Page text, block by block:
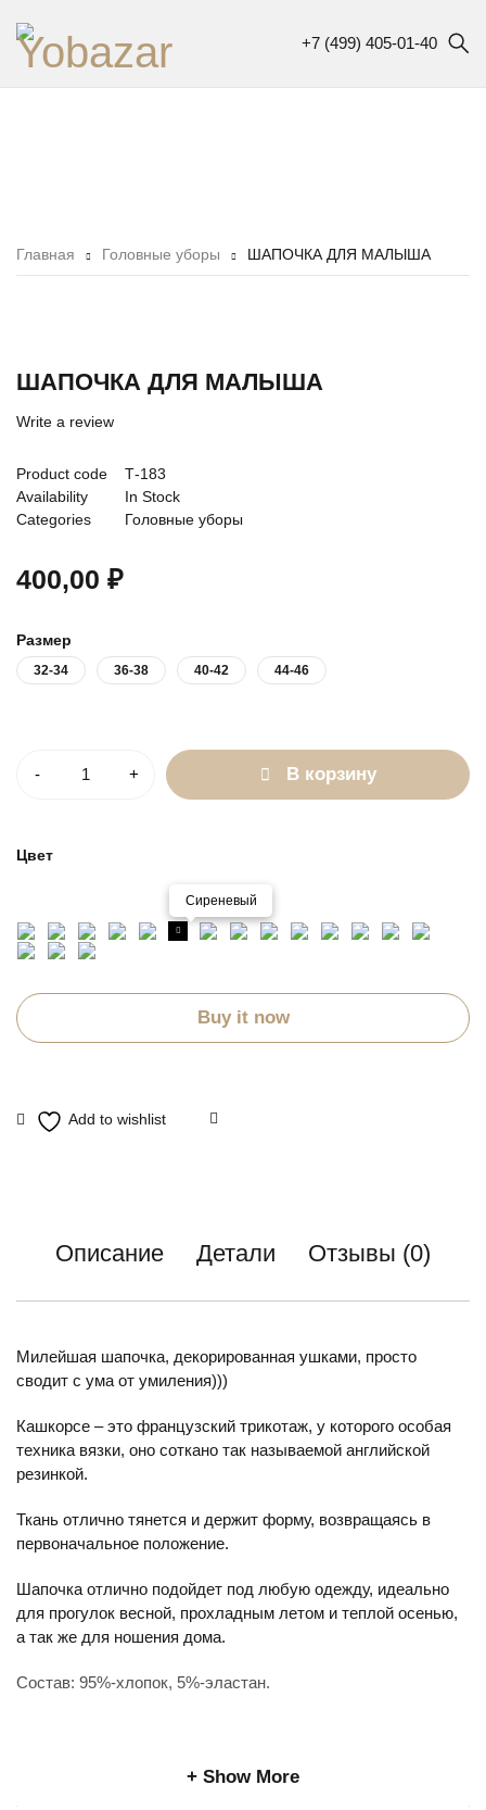
+7 (499) 405-01-40
Главная Головные уборы ШАПОЧКА ДЛЯ МАЛЫША
ШАПОЧКА ДЛЯ МАЛЫША
Write a review
Product code
Т-183
Availability
In Stock
Categories
Головные уборы
400,00 ₽
Размер
32-34 36-38 40-42 44-46
В корзину
Цвет
Сиреневый
Buy it now
Описание Детали Отзывы (0)
Милейшая шапочка, декорированная ушками, просто
сводит с ума от умиления)))
Кашкорсе – это французский трикотаж, у которого особая
техника вязки, оно соткано так называемой английской
резинкой.
Ткань отлично тянется и держит форму, возвращаясь в
первоначальное положение.
Шапочка отлично подойдет под любую одежду, идеально
для прогулок весной, прохладным летом и теплой осенью,
а так же для ношения дома.
Состав: 95%-хлопок, 5%-эластан.
Show More